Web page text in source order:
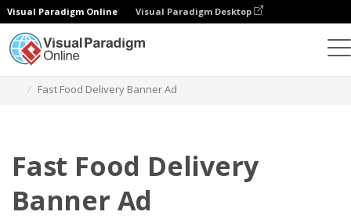
Visual Paradigm Online Visual Paradigm Desktop
Fast Food Delivery Banner Ad
Fast Food Delivery
Banner Ad